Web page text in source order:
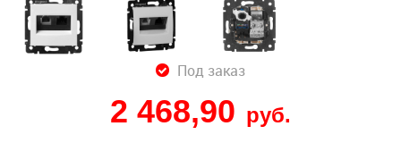
Под заказ
2 468,90 руб.